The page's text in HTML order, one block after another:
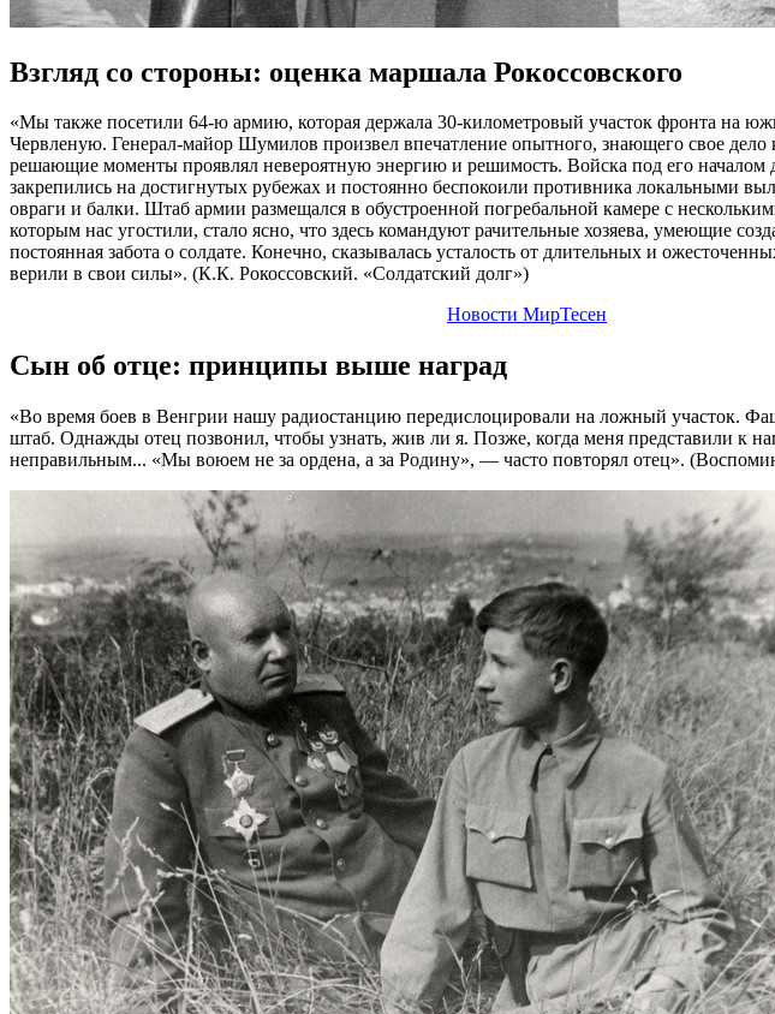
Взгляд со стороны: оценка маршала Рокоссовского
«Мы также посетили 64-ю армию, которая держала 30-километровый участок фронта на
Червленую. Генерал-майор Шумилов произвел впечатление опытного, знающего свое
решающие моменты проявлял невероятную энергию и решимость. Войска под его началом
закрепились на достигнутых рубежах и постоянно беспокоили противника локальными
овраги и балки. Штаб армии размещался в обустроенной погребальной камере с
которым нас угостили, стало ясно, что здесь командуют рачительные хозяева, умеющие
постоянная забота о солдате. Конечно, сказывалась усталость от длительных и
верили в свои силы». (К.К. Рокоссовский. «Солдатский долг»)
Новости МирТесен
Сын об отце: принципы выше наград
«Во время боев в Венгрии нашу радиостанцию передислоцировали на ложный участок.
штаб. Однажды отец позвонил, чтобы узнать, жив ли я. Позже, когда меня представили к
неправильным... «Мы воюем не за ордена, а за Родину», — часто повторял отец».